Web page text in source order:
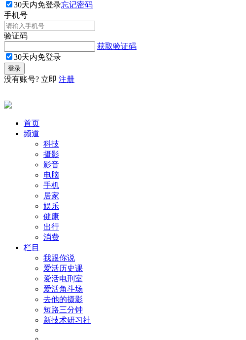
30天内免登录忘记密码
手机号
验证码
获取验证码
30天内免登录
没有账号? 立即 注册
首页
频道
科技
摄影
影音
电脑
手机
居家
娱乐
健康
出行
消费
栏目
我跟你说
爱活历史课
爱活电刑室
爱活角斗场
去他的摄影
短路三分钟
新技术研习社